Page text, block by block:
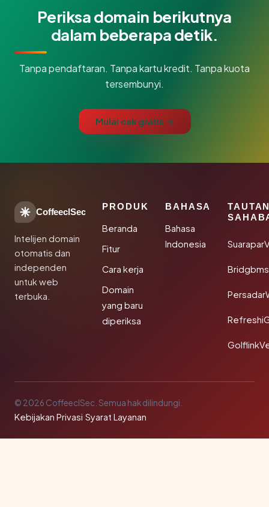
Periksa domain berikutnya
dalam beberapa detik.
Tanpa pendaftaran. Tanpa kartu kredit. Tanpa kuota
tersembunyi.
Mulai cek gratis →
CoffeeclSec
Intelijen domain
otomatis dan
independen
untuk web
terbuka.
PRODUK
Beranda
Fitur
Cara kerja
Domain
yang baru
diperiksa
BAHASA
Bahasa
Indonesia
© 2026 CoffeeclSec. Semua hak dilindungi.
Kebijakan Privasi·Syarat Layanan